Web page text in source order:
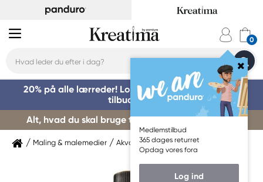
Medlemstilbud
365 dages returret
Opdag vores fora
Log ind
20% på alle lærreder! Log på for at benytte dig af
tilbuddet »
Alt, hvad du skal bruge til kursusstart – køb her »
Maling & malemedier Akvarelmaling Daniel Smith